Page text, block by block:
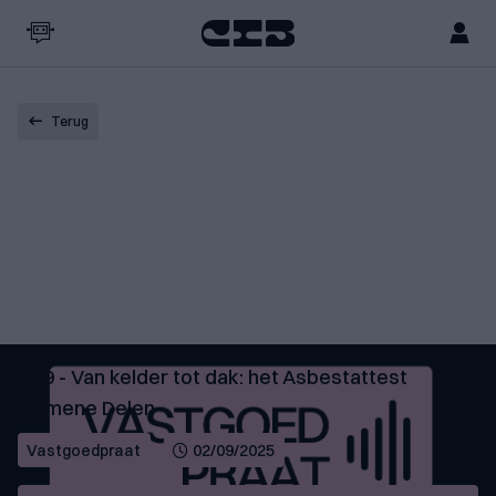
Terug
#29 - Van kelder tot dak: het Asbestattest
Gemene Delen
Vastgoedpraat 02/09/2025